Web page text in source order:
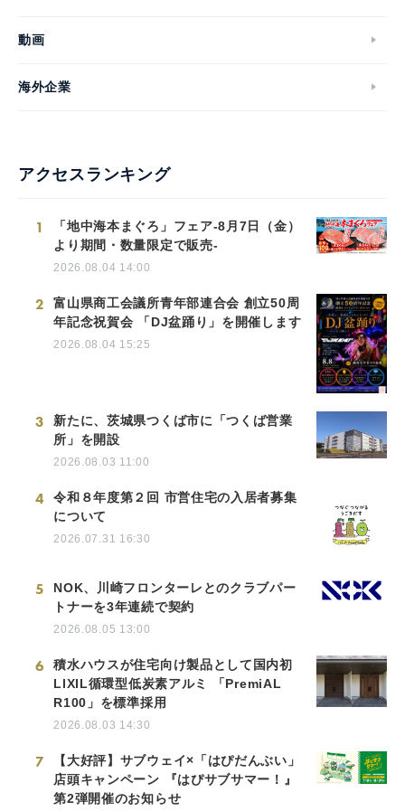
動画
海外企業
アクセスランキング
1
「地中海本まぐろ」フェア-8月7日（金）
より期間・数量限定で販売-
2026.08.04 14:00
2
富山県商工会議所青年部連合会 創立50周
年記念祝賀会 「DJ盆踊り」を開催します
2026.08.04 15:25
3
新たに、茨城県つくば市に「つくば営業
所」を開設
2026.08.03 11:00
4
令和８年度第２回 市営住宅の入居者募集
について
2026.07.31 16:30
5
NOK、川崎フロンターレとのクラブパー
トナーを3年連続で契約
2026.08.05 13:00
6
積水ハウスが住宅向け製品として国内初
LIXIL循環型低炭素アルミ 「PremiAL
R100」を標準採用
2026.08.03 14:30
7
【大好評】サブウェイ×「はぴだんぶい」
店頭キャンペーン 『はぴサブサマー！』
第2弾開催のお知らせ